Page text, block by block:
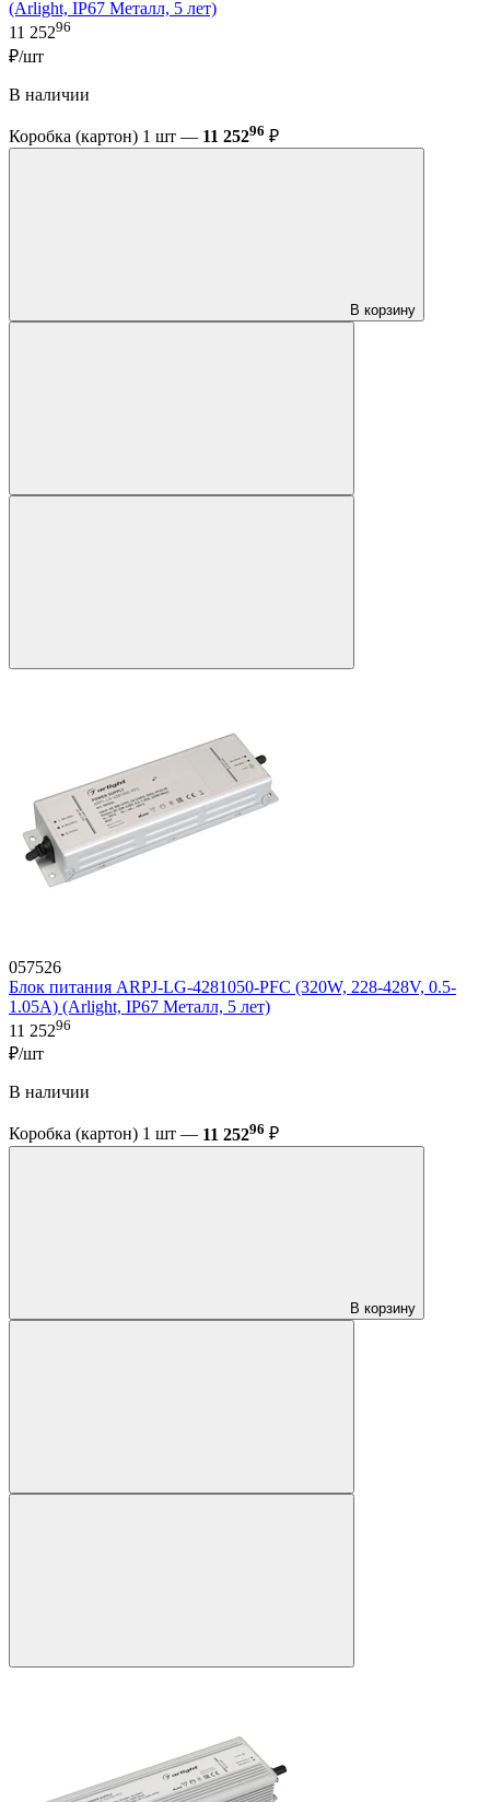
(Arlight, IP67 Металл, 5 лет)
11 25296
₽/шт
В наличии
Коробка (картон) 1 шт — 11 25296 ₽
В корзину
057526
Блок питания ARPJ-LG-4281050-PFC (320W, 228-428V, 0.5-
1.05A) (Arlight, IP67 Металл, 5 лет)
11 25296
₽/шт
В наличии
Коробка (картон) 1 шт — 11 25296 ₽
В корзину